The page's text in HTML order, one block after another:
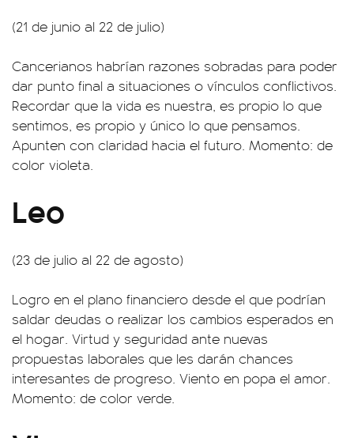
(21 de junio al 22 de julio)
Cancerianos habrían razones sobradas para poder
dar punto final a situaciones o vínculos conflictivos.
Recordar que la vida es nuestra, es propio lo que
sentimos, es propio y único lo que pensamos.
Apunten con claridad hacia el futuro. Momento: de
color violeta.
Leo
(23 de julio al 22 de agosto)
Logro en el plano financiero desde el que podrían
saldar deudas o realizar los cambios esperados en
el hogar. Virtud y seguridad ante nuevas
propuestas laborales que les darán chances
interesantes de progreso. Viento en popa el amor.
Momento: de color verde.